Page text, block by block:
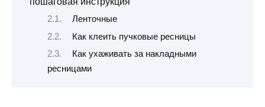
Ленточные
Как клеить пучковые ресницы
Как ухаживать за накладными
ресницами